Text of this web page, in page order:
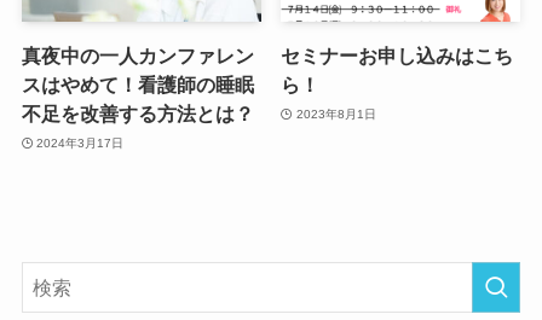
真夜中の一人カンファレン
スはやめて！看護師の睡眠
不足を改善する方法とは？
2024年3月17日
セミナーお申し込みはこち
ら！
2023年8月1日